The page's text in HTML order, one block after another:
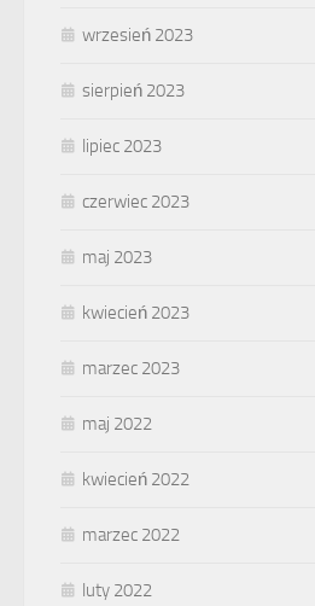
wrzesień 2023
sierpień 2023
lipiec 2023
czerwiec 2023
maj 2023
kwiecień 2023
marzec 2023
maj 2022
kwiecień 2022
marzec 2022
luty 2022